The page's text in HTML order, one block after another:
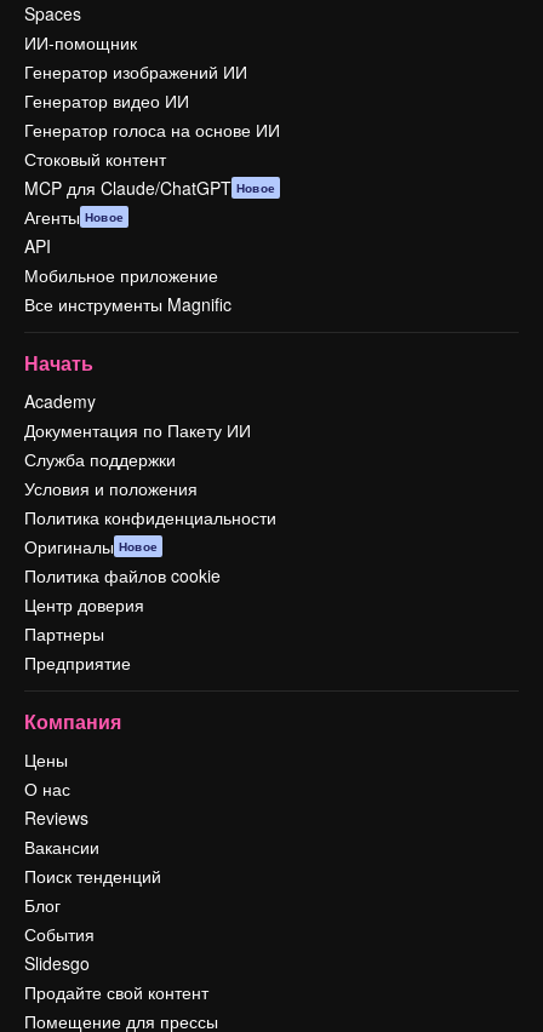
Spaces
ИИ-помощник
Генератор изображений ИИ
Генератор видео ИИ
Генератор голоса на основе ИИ
Стоковый контент
MCP для Claude/ChatGPT Новое
Агенты Новое
API
Мобильное приложение
Все инструменты Magnific
Начать
Academy
Документация по Пакету ИИ
Служба поддержки
Условия и положения
Политика конфиденциальности
Оригиналы Новое
Политика файлов cookie
Центр доверия
Партнеры
Предприятие
Компания
Цены
О нас
Reviews
Вакансии
Поиск тенденций
Блог
События
Slidesgo
Продайте свой контент
Помещение для прессы